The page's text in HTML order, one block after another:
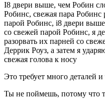
I8 двери выше, чем Робин
Робинс, свежая пара Робинс
парой Робинс, i8 двери
со свежей парой Робинс, я
разорвать их парней со
Деррик Роуз, а затем я
свежая голова к носу
Это требует много деталей и
Ты не поймешь, потому что